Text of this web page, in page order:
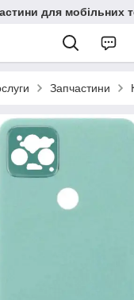
для мобільних
Запчастини